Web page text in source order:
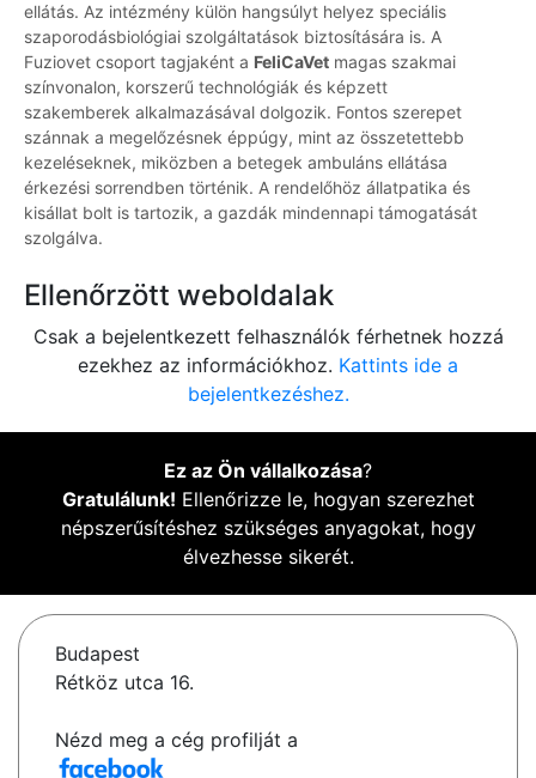
ellátás. Az intézmény külön hangsúlyt helyez speciális
szaporodásbiológiai szolgáltatások biztosítására is. A
Fuziovet csoport tagjaként a FeliCaVet magas szakmai
színvonalon, korszerű technológiák és képzett
szakemberek alkalmazásával dolgozik. Fontos szerepet
szánnak a megelőzésnek éppúgy, mint az összetettebb
kezeléseknek, miközben a betegek ambuláns ellátása
érkezési sorrendben történik. A rendelőhöz állatpatika és
kisállat bolt is tartozik, a gazdák mindennapi támogatását
szolgálva.
Ellenőrzött weboldalak
Csak a bejelentkezett felhasználók férhetnek hozzá
ezekhez az információkhoz. Kattints ide a
bejelentkezéshez.
Ez az Ön vállalkozása?
Gratulálunk! Ellenőrizze le, hogyan szerezhet
népszerűsítéshez szükséges anyagokat, hogy
élvezhesse sikerét.
Budapest
Rétköz utca 16.
Nézd meg a cég profilját a